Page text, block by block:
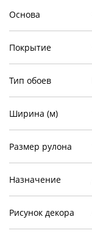
Основа
Покрытие
Тип обоев
Ширина (м)
Размер рулона
Назначение
Рисунок декора